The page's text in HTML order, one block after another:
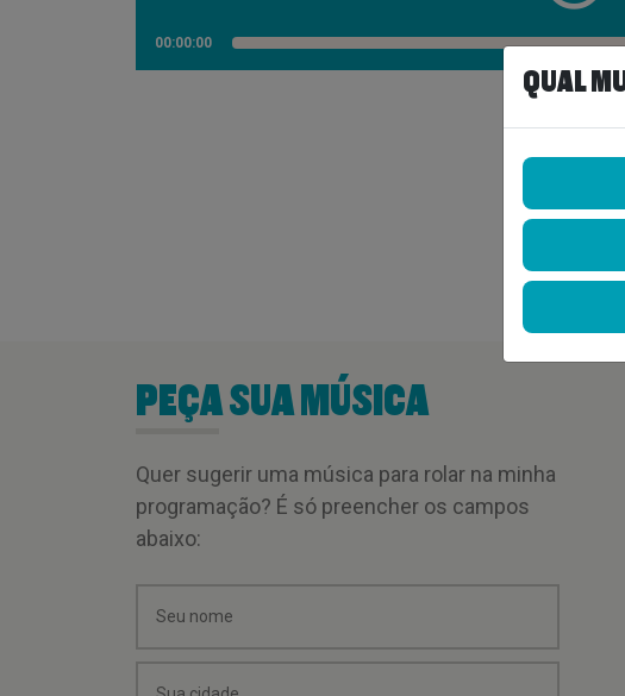
00:00:00
PEÇA SUA MÚSICA
Quer sugerir uma música para rolar na minha
programação? É só preencher os campos
abaixo:
QUAL